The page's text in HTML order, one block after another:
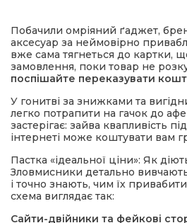
Побачили омріяний ґаджет,
аксесуар за неймовірно
вже сама тягнеться до картки,
замовлення, поки товар не
поспішайте переказувати
У гонитві за знижками та
легко потрапити на гачок до
застерігає: зайва квапливість
інтернеті може коштувати вам
Пастка «ідеальної ціни»: Як
Зловмисники детально
і точно знають, чим їх
схема виглядає так:
Сайти-двійники та фейкові